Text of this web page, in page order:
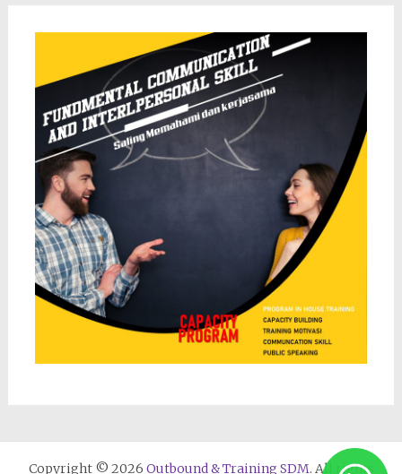
Copyright © 2026 Outbound & Training SDM. All rights